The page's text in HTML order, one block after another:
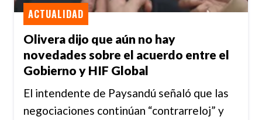
Olivera dijo que aún no hay
novedades sobre el acuerdo entre el
Gobierno y HIF Global
ACTUALIDAD
El intendente de Paysandú señaló que las
negociaciones continúan “contrarreloj” y